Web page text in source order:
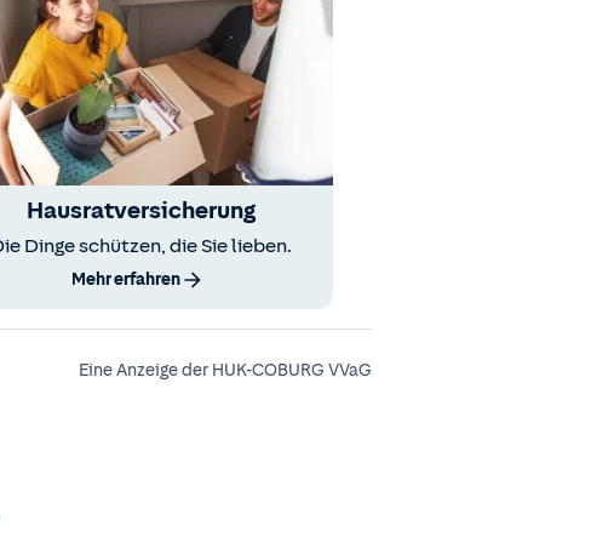
Hausratversicherung
Dinge schützen, die Sie lieben.
Mehr erfahren
Eine Anzeige der HUK-COBURG VVaG